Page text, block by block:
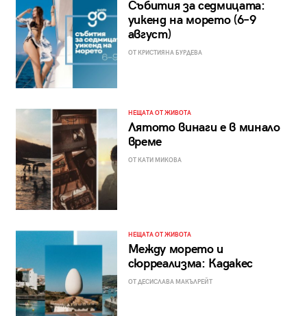
Събития за седмицата:
уикенд на морето (6–9
август)
ОТ КРИСТИЯНА БУРДЕВА
НЕЩАТА ОТ ЖИВОТА
Лятото винаги е в минало
време
ОТ КАТИ МИКОВА
НЕЩАТА ОТ ЖИВОТА
Между морето и
сюрреализма: Кадакес
ОТ ДЕСИСЛАВА МАКЪЛРЕЙТ